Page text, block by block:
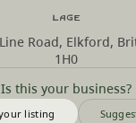
Is this your business?
listing
Lage
Road, Elkford,
1H0